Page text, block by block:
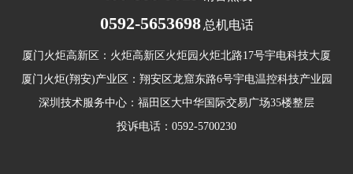
0592-5653698 总机电话
厦门火炬高新区：火炬高新区火炬园火炬北路17号宇电科技大厦
厦门火炬(翔安)产业区：翔安区龙窟东路6号宇电温控科技产业园
深圳技术服务中心：福田区大中华国际交易广场35楼整层
投诉电话：0592-5700230